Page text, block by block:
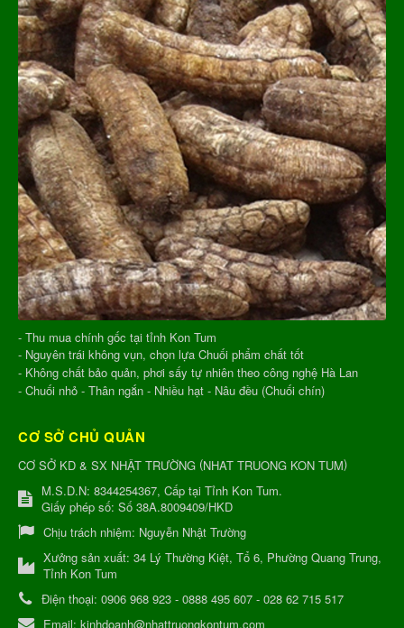
- Thu mua chính gốc tại tỉnh Kon Tum
- Nguyên trái không vụn, chọn lựa Chuối phẩm chất tốt
- Không chất bảo quản, phơi sấy tự nhiên theo công nghệ Hà Lan
- Chuối nhỏ - Thân ngắn - Nhiều hạt - Nâu đều (Chuối chín)
CƠ SỞ CHỦ QUẢN
CƠ SỞ KD & SX NHẬT TRƯỜNG (NHAT TRUONG KON TUM)
M.S.D.N: 8344254367, Cấp tại Tỉnh Kon Tum.
Giấy phép số: Số 38A.8009409/HKD
Chịu trách nhiệm: Nguyễn Nhật Trường
Xưởng sản xuất: 34 Lý Thường Kiệt, Tổ 6, Phường Quang Trung,
Tỉnh Kon Tum
Điện thoại: 0906 968 923 - 0888 495 607 - 028 62 715 517
Email: kinhdoanh@nhattruongkontum.com